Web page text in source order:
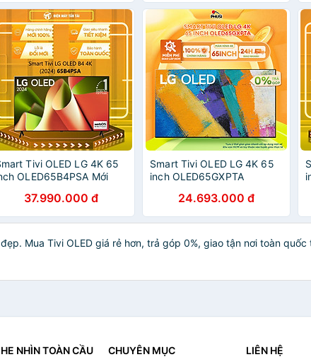
Chính Hãng
Tivi OLED LG 4K 65
OLED65B4PSA Mới
Giao HCM và 1 số tỉnh thành
37.990.000 đ
Smart Tivi OLED LG 4K 65
inch OLED65GXPTA
24.693.000 đ
Mua Tivi OLED giá rẻ hơn, trả góp 0%, giao tận nơi toàn quốc
NHÌN TOÀN CẦU CHUYÊN MỤC LIÊN HỆ